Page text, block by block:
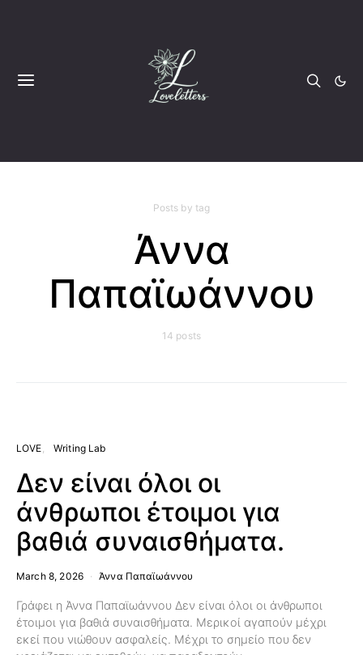
Posts by tag
Άννα
Παπαϊωάννου
14 posts
LOVE Writing Lab
Δεν είναι όλοι οι
άνθρωποι έτοιμοι για
βαθιά συναισθήματα.
March 8, 2026 Άννα Παπαϊωάννου
Γράφει η Άννα Παπαϊωάννου Δεν είναι όλοι οι άνθρωποι
έτοιμοι για βαθιά συναισθήματα. Μερικοί αγαπούν μέχρι
εκεί που νιώθουν ασφαλείς. Μέχρι το σημείο που δεν